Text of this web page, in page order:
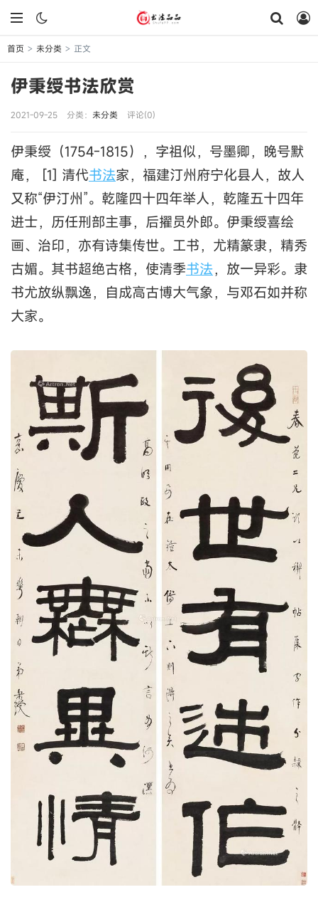
首页 > 未分类 > 正文
伊秉绶书法欣赏
2021-09-25 分类： 未分类 评论(0)
伊秉绶（1754-1815），字祖似，号墨卿，晚号默
庵， [1] 清代书法家，福建汀州府宁化县人，故人
又称“伊汀州”。乾隆四十四年举人，乾隆五十四年
进士，历任刑部主事，后擢员外郎。伊秉绶喜绘
画、治印，亦有诗集传世。工书，尤精篆隶，精秀
古媚。其书超绝古格，使清季书法，放一异彩。隶
书尤放纵飘逸，自成高古博大气象，与邓石如并称
大家。